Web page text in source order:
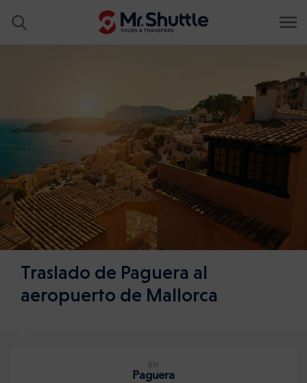
Traslado de Paguera al
aeropuerto de Mallorca
EN
Paguera